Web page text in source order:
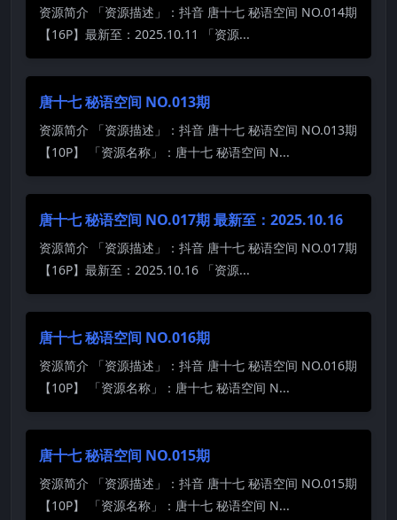
资源简介 「资源描述」：抖音 唐十七 秘语空间 NO.014期
【16P】最新至：2025.10.11 「资源...
唐十七 秘语空间 NO.013期
资源简介 「资源描述」：抖音 唐十七 秘语空间 NO.013期
【10P】 「资源名称」：唐十七 秘语空间 N...
唐十七 秘语空间 NO.017期 最新至：2025.10.16
资源简介 「资源描述」：抖音 唐十七 秘语空间 NO.017期
【16P】最新至：2025.10.16 「资源...
唐十七 秘语空间 NO.016期
资源简介 「资源描述」：抖音 唐十七 秘语空间 NO.016期
【10P】 「资源名称」：唐十七 秘语空间 N...
唐十七 秘语空间 NO.015期
资源简介 「资源描述」：抖音 唐十七 秘语空间 NO.015期
【10P】 「资源名称」：唐十七 秘语空间 N...